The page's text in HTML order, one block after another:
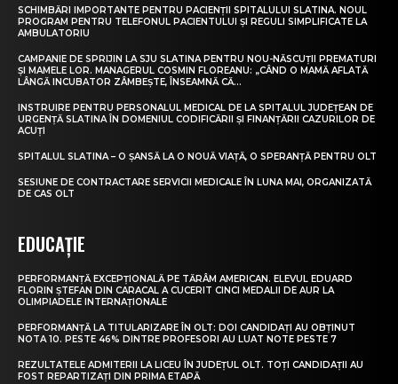
SCHIMBĂRI IMPORTANTE PENTRU PACIENȚII SPITALULUI SLATINA. NOUL
PROGRAM PENTRU TELEFONUL PACIENTULUI ȘI REGULI SIMPLIFICATE LA
AMBULATORIU
CAMPANIE DE SPRIJIN LA SJU SLATINA PENTRU NOU-NĂSCUȚII PREMATURI
ȘI MAMELE LOR. MANAGERUL COSMIN FLOREANU: „CÂND O MAMĂ AFLATĂ
LÂNGĂ INCUBATOR ZÂMBEȘTE, ÎNSEAMNĂ CĂ...
INSTRUIRE PENTRU PERSONALUL MEDICAL DE LA SPITALUL JUDEȚEAN DE
URGENȚĂ SLATINA ÎN DOMENIUL CODIFICĂRII ȘI FINANȚĂRII CAZURILOR DE
ACUȚI
SPITALUL SLATINA – O ȘANSĂ LA O NOUĂ VIAȚĂ, O SPERANȚĂ PENTRU OLT
SESIUNE DE CONTRACTARE SERVICII MEDICALE ÎN LUNA MAI, ORGANIZATĂ
DE CAS OLT
EDUCAȚIE
PERFORMANȚĂ EXCEPȚIONALĂ PE TĂRÂM AMERICAN. ELEVUL EDUARD
FLORIN ȘTEFAN DIN CARACAL A CUCERIT CINCI MEDALII DE AUR LA
OLIMPIADELE INTERNAȚIONALE
PERFORMANȚĂ LA TITULARIZARE ÎN OLT: DOI CANDIDAȚI AU OBȚINUT
NOTA 10. PESTE 46% DINTRE PROFESORI AU LUAT NOTE PESTE 7
REZULTATELE ADMITERII LA LICEU ÎN JUDEȚUL OLT. TOȚI CANDIDAȚII AU
FOST REPARTIZAȚI DIN PRIMA ETAPĂ